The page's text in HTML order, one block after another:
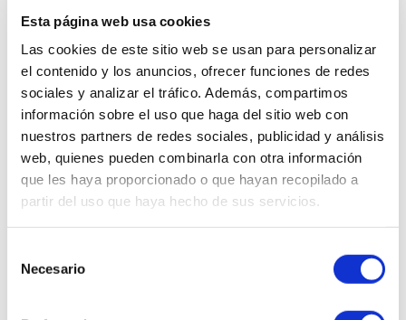
Esta página web usa cookies
Las cookies de este sitio web se usan para personalizar
el contenido y los anuncios, ofrecer funciones de redes
sociales y analizar el tráfico. Además, compartimos
información sobre el uso que haga del sitio web con
nuestros partners de redes sociales, publicidad y análisis
web, quienes pueden combinarla con otra información
que les haya proporcionado o que hayan recopilado a
partir del uso que haya hecho de sus servicios.
Necesario
Calming Harmony Moisturizer | Crema para pieles sensibles
50ml - Happiness Cosmetics - Arôms Natur ®
(1 opiniones)
53,53 € 63,00 €
AÑADIR AL CARRITO